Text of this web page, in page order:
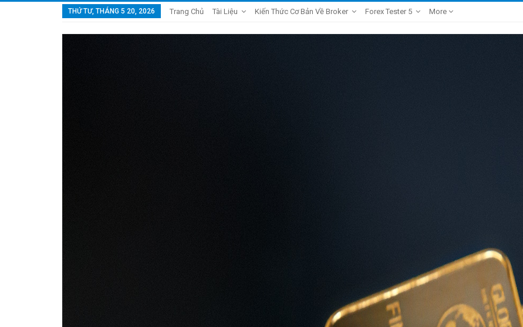
THỨ TƯ, THÁNG 5 20, 2026 Trang Chủ Tài Liệu Kiến Thức Cơ Bản Về Broker Forex Tester 5 More